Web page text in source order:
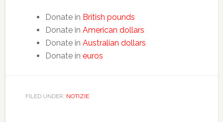
Donate in British pounds
Donate in American dollars
Donate in Australian dollars
Donate in euros
FILED UNDER: NOTIZIE